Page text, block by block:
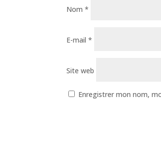
Nom*
E-mail*
Site web
Enregistrer mon nom,